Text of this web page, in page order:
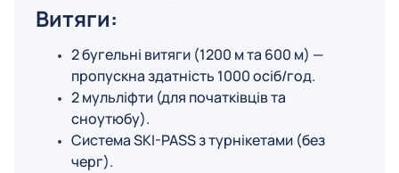
Витяги:
2 бугельні витяги (1200 м та 600 м) —
пропускна здатність 1000 осіб/год.
2 мульліфти (для початківців та
сноутюбу).
Система SKI-PASS з турнікетами (без
черг).